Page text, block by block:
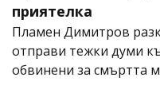
приятелка
Пламен Димитров
отправи тежки думи
обвинени за смъртта